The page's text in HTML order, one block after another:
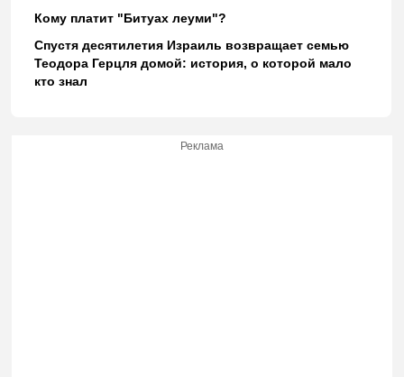
Кому платит "Битуах леуми"?
Спустя десятилетия Израиль возвращает семью
Теодора Герцля домой: история, о которой мало
кто знал
Реклама